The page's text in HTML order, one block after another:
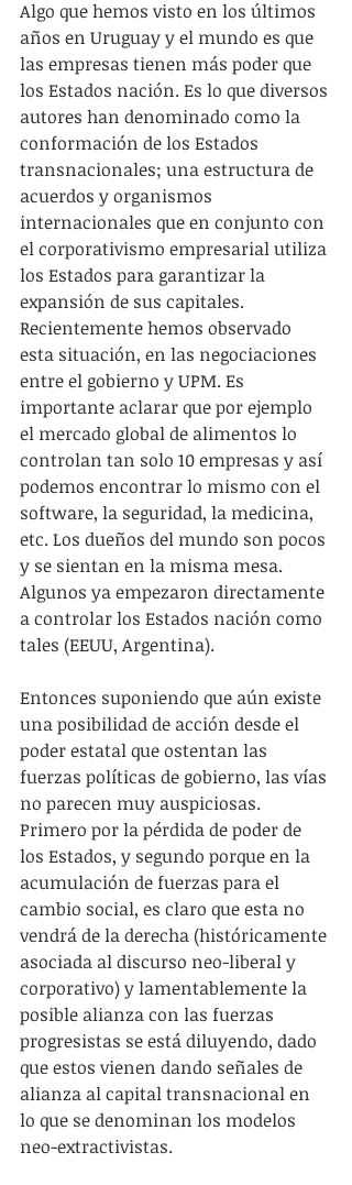
Algo que hemos visto en los últimos
años en Uruguay y el mundo es que
las empresas tienen más poder que
los Estados nación. Es lo que diversos
autores han denominado como la
conformación de los Estados
transnacionales; una estructura de
acuerdos y organismos
internacionales que en conjunto con
el corporativismo empresarial utiliza
los Estados para garantizar la
expansión de sus capitales.
Recientemente hemos observado
esta situación, en las negociaciones
entre el gobierno y UPM. Es
importante aclarar que por ejemplo
el mercado global de alimentos lo
controlan tan solo 10 empresas y así
podemos encontrar lo mismo con el
software, la seguridad, la medicina,
etc. Los dueños del mundo son pocos
y se sientan en la misma mesa.
Algunos ya empezaron directamente
a controlar los Estados nación como
tales (EEUU, Argentina).
Entonces suponiendo que aún existe
una posibilidad de acción desde el
poder estatal que ostentan las
fuerzas políticas de gobierno, las vías
no parecen muy auspiciosas.
Primero por la pérdida de poder de
los Estados, y segundo porque en la
acumulación de fuerzas para el
cambio social, es claro que esta no
vendrá de la derecha (históricamente
asociada al discurso neo-liberal y
corporativo) y lamentablemente la
posible alianza con las fuerzas
progresistas se está diluyendo, dado
que estos vienen dando señales de
alianza al capital transnacional en
lo que se denominan los modelos
neo-extractivistas.